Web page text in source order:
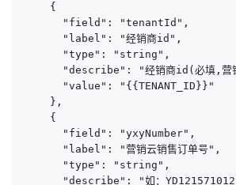
    {
      "field": "tenantId",
      "label": "经销商id",
      "type": "string",
"describe": "经销商id(必填,
      "value": "{{TENANT_ID}}"
    },
    {
      "field": "yxyNumber",
      "label": "营销云销售订单号",
      "type": "string",
"describe": "如：